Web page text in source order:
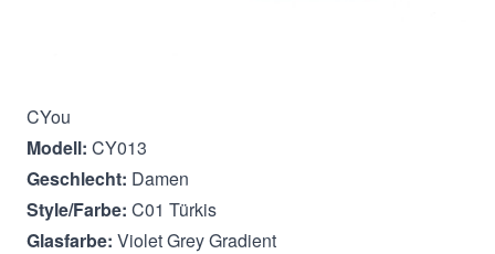
CYou
Modell: CY013
Geschlecht: Damen
Style/Farbe: C01 Türkis
Glasfarbe: Violet Grey Gradient